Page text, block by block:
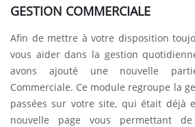
GESTION COMMERCIALE
Afin de mettre à votre disposition
vous aider dans la gestion
avons ajouté une nouvelle
Commerciale. Ce module regroupe la
passées sur votre site, qui était déjà
nouvelle page vous permettant